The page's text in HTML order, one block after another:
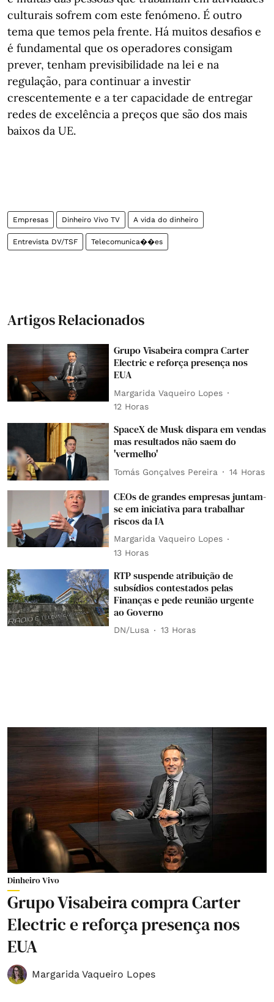
culturais sofrem com este fenómeno. É outro
tema que temos pela frente. Há muitos desafios e
é fundamental que os operadores consigam
prever, tenham previsibilidade na lei e na
regulação, para continuar a investir
crescentemente e a ter capacidade de entregar
redes de excelência a preços que são dos mais
baixos da UE.
Empresas Dinheiro Vivo TV A vida do dinheiro
Entrevista DV/TSF Telecomunica��es
Artigos Relacionados
Grupo Visabeira compra Carter
Electric e reforça presença nos
EUA
Margarida Vaqueiro Lopes
12 Horas
SpaceX de Musk dispara em vendas
mas resultados não saem do
'vermelho'
Tomás Gonçalves Pereira 14 Horas
CEOs de grandes empresas juntam-
se em iniciativa para trabalhar
riscos da IA
Margarida Vaqueiro Lopes
13 Horas
RTP suspende atribuição de
subsídios contestados pelas
Finanças e pede reunião urgente
ao Governo
DN/Lusa 13 Horas
Dinheiro Vivo
Grupo Visabeira compra Carter
Electric e reforça presença nos
EUA
Margarida Vaqueiro Lopes